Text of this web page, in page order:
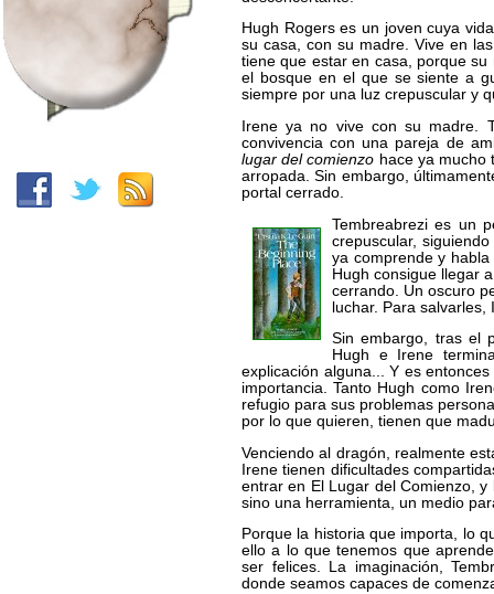
Hugh Rogers es un joven cuya
su casa, con su madre. Vive en
tiene que estar en casa, porque
el bosque en el que se siente a
siempre por una luz crepuscular y
Irene ya no vive con su madre.
convivencia con una pareja de
lugar del comienzo hace ya mucho
arropada. Sin embargo,
portal cerrado.
Tembreabrezi es un
crepuscular,
ya comprende y
Hugh consigue llegar
cerrando. Un oscuro
luchar. Para
Sin embargo, tras el
Hugh e Irene
explicación alguna... Y es
importancia. Tanto Hugh como
refugio para sus problemas
por lo que quieren, tienen que
Venciendo al dragón, realmente
Irene tienen dificultades
entrar en El Lugar del Comienzo,
sino una herramienta, un medio
Porque la historia que importa, lo
ello a lo que tenemos que
ser felices. La imaginación,
donde seamos capaces de